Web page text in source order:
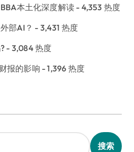
本土化深度解读 - 4,353 热度
部AI？ - 3,431 热度
- 3,084 热度
报的影响 - 1,396 热度
搜索